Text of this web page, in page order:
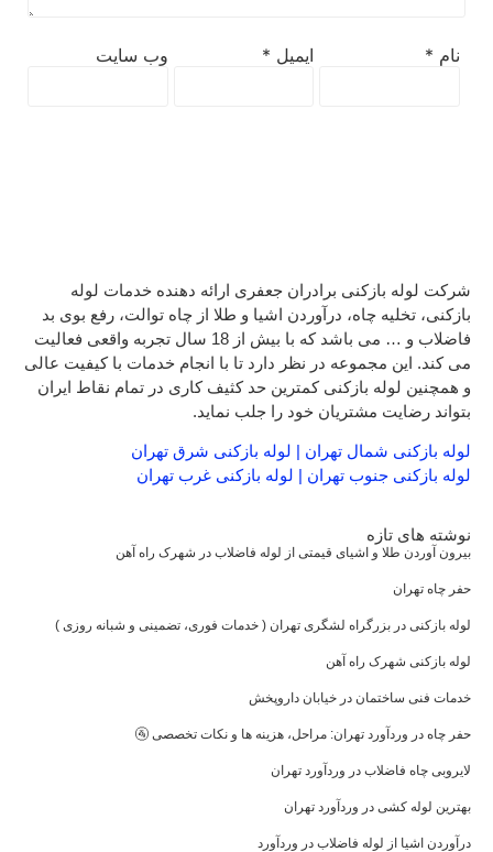
نام* ایمیل* وب‌ سایت
شرکت لوله بازکنی برادران جعفری ارائه دهنده خدمات لوله
بازکنی، تخلیه چاه، درآوردن اشیا و طلا از چاه توالت، رفع بوی بد
فاضلاب و … می باشد که با بیش از 18 سال تجربه واقعی فعالیت
می کند. این مجموعه در نظر دارد تا با انجام خدمات با کیفیت عالی
و همچنین لوله بازکنی کمترین حد کثیف کاری در تمام نقاط ایران
بتواند رضایت مشتریان خود را جلب نماید.
لوله بازکنی شمال تهران |لوله بازکنی شرق تهران
لوله بازکنی جنوب تهران |لوله بازکنی غرب تهران
نوشته های تازه
بیرون آوردن طلا و اشیای قیمتی از لوله فاضلاب در شهرک راه‌ آهن
حفر چاه تهران
لوله بازکنی در بزرگراه لشگری تهران ( خدمات فوری، تضمینی و شبانه روزی )
لوله بازکنی شهرک راه آهن
خدمات فنی ساختمان در خیابان داروپخش
حفر چاه در وردآورد تهران: مراحل، هزینه‌ ها و نکات تخصصی 🚰
لایروبی چاه فاضلاب در وردآورد تهران
بهترین لوله کشی در وردآورد تهران
درآوردن اشیا از لوله فاضلاب در وردآورد